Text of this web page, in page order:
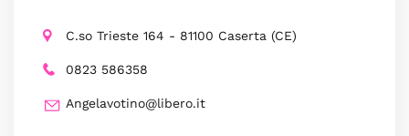
C.so Trieste 164 - 81100 Caserta (CE)
0823 586358
Angelavotino@libero.it